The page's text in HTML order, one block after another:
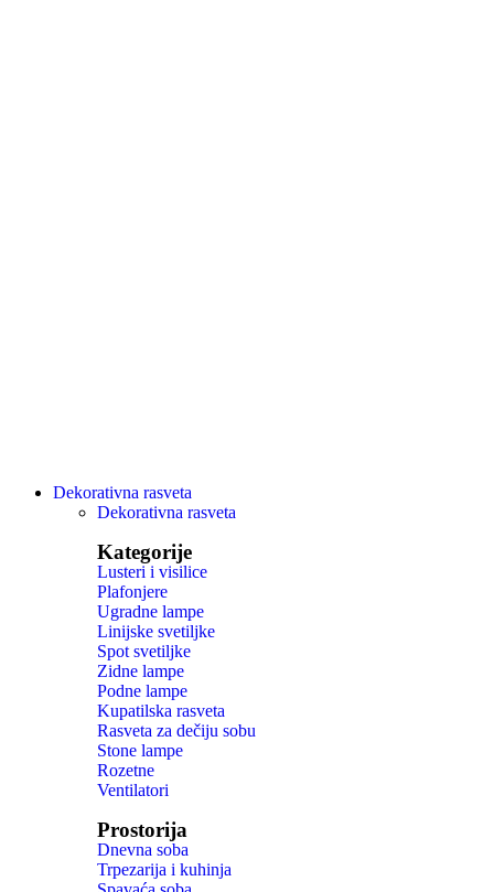
Dekorativna rasveta
Dekorativna rasveta
Kategorije
Lusteri i visilice
Plafonjere
Ugradne lampe
Linijske svetiljke
Spot svetiljke
Zidne lampe
Podne lampe
Kupatilska rasveta
Rasveta za dečiju sobu
Stone lampe
Rozetne
Ventilatori
Prostorija
Dnevna soba
Trpezarija i kuhinja